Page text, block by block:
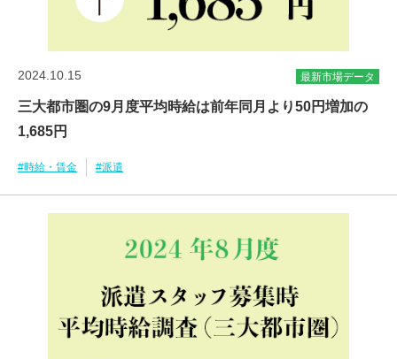
2024.10.15 最新市場データ
三大都市圏の9月度平均時給は前年同月より50円増加の
1,685円
#時給・賃金 #派遣